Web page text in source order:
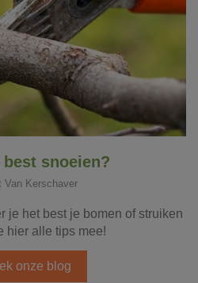
snoeien?
Van Kerschaver
je het best je bomen of struiken
hier alle tips mee!
onze blog